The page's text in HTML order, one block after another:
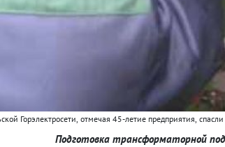
Горэлектросети отмечая 45-летие предприятия
Подготовка трансформаторной